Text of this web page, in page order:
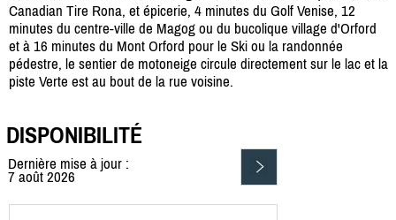
Canadian Tire Rona, et épicerie, 4 minutes du Golf Venise, 12
minutes du centre-ville de Magog ou du bucolique village d'Orford
et à 16 minutes du Mont Orford pour le Ski ou la randonnée
pédestre, le sentier de motoneige circule directement sur le lac et la
piste Verte est au bout de la rue voisine.
DISPONIBILITÉ
Dernière mise à jour :
7 août 2026